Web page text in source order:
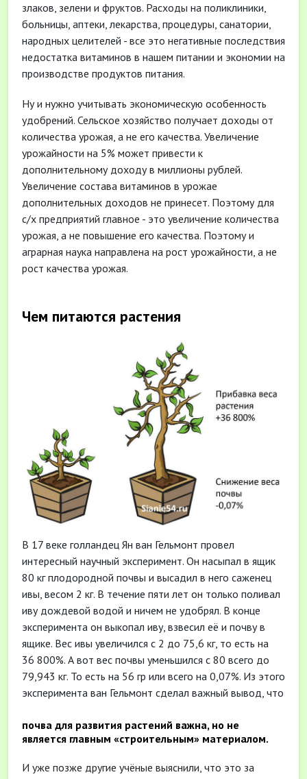
злаков, зелени и фруктов. Расходы на поликлиники,
больницы, аптеки, лекарства, процедуры, санатории,
народных целителей - все это негативные последствия
недостатка витаминов в нашем питании и экономии на
производстве продуктов питания.
Ну и нужно учитывать экономическую особенность
удобрений. Сельское хозяйство получает доходы от
количества урожая, а не его качества. Увеличение
урожайности на 5% может привести к
дополнительному доходу в миллионы рублей.
Увеличение состава витаминов в урожае
дополнительных доходов не принесет. Поэтому для
с/х предприятий главное - это увеличение количества
урожая, а не повышение его качества. Поэтому и
аграрная наука направлена на рост урожайности, а не
рост качества урожая.
Чем питаются растения
В 17 веке голландец Ян ван Гельмонт провел
интересный научный эксперимент. Он насыпал в ящик
80 кг плодородной почвы и высадил в него саженец
ивы, весом 2 кг. В течение пяти лет он только поливал
иву дождевой водой и ничем не удобрял. В конце
эксперимента он выкопал иву, взвесил её и почву в
ящике. Вес ивы увеличился с 2 до 75,6 кг, то есть на
36 800%. А вот вес почвы уменьшился с 80 всего до
79,943 кг. То есть на 56 гр или всего на 0,07%. Из этого
эксперимента ван Гельмонт сделал важный вывод, что
почва для развития растений важна, но не
является главным «строительным» материалом.
И уже позже другие учёные выяснили, что это за